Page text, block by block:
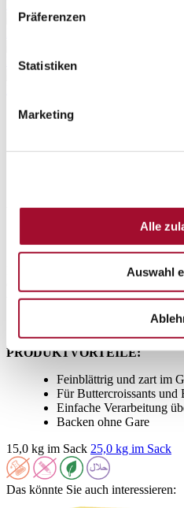
Präferenzen
Statistiken
Marketing
Alle
Auswahl
CrossQuick
Artikelnummer
Pulverisiertes
von Buttergebäcken geeignet.
PRODUKTVORTEILE:
Feinblättrig und zart im
Für Buttercroissants und
Einfache Verarbeitung
Backen ohne Gare
15,0 kg im Sack 25,0 kg im Sack
Das könnte Sie auch interessieren: